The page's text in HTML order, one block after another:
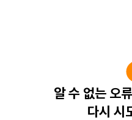
알 수 없는 오
다시 시